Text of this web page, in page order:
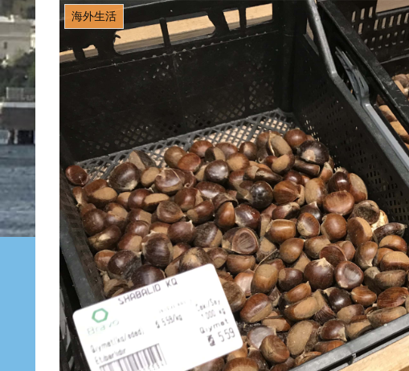
海外生活